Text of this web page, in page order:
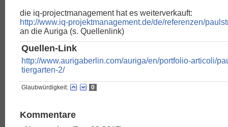
die iq-projectmanagement hat es weiterverkauft:
http://www.iq-projektmanagement.de/de/referenzen/
an die Auriga (s. Quellenlink)
Quellen-Link
http://www.aurigaberlin.com/auriga/en/portfolio-articoli/
tiergarten-2/
Glaubwürdigkeit: 0
Kommentare